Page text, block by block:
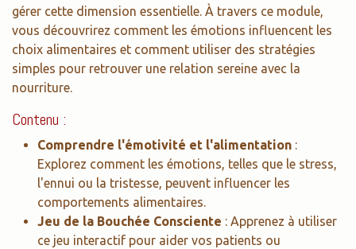
gérer cette dimension essentielle. À travers ce module,
vous découvrirez comment les émotions influencent les
choix alimentaires et comment utiliser des stratégies
simples pour retrouver une relation sereine avec la
nourriture.
Contenu :
Comprendre l'émotivité et l'alimentation :
Explorez comment les émotions, telles que le stress,
l'ennui ou la tristesse, peuvent influencer les
comportements alimentaires.
Jeu de la Bouchée Consciente : Apprenez à utiliser
ce jeu interactif pour aider vos patients ou